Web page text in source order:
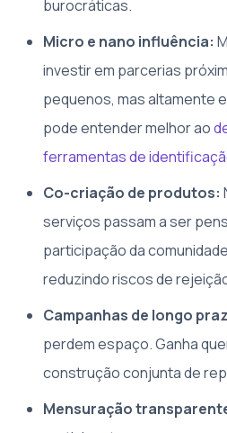
burocráticas.
Micro e nano influência:
investir em parcerias
pequenos, mas altamente
pode entender melhor ao
ferramentas de
Co-criação de produtos:
serviços passam a ser
participação da
reduzindo riscos de
Campanhas de longo
perdem espaço. Ganha
construção conjunta de
Mensuração